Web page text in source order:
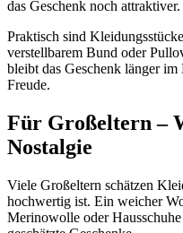
das Geschenk noch attraktiver.
Praktisch sind
verstellbarem Bund oder
bleibt das Geschenk länger
Freude.
Für Großeltern –
Nostalgie
Viele Großeltern schätzen
hochwertig ist. Ein weicher
Merinowolle oder